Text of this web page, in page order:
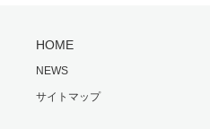
HOME
NEWS
サイトマップ